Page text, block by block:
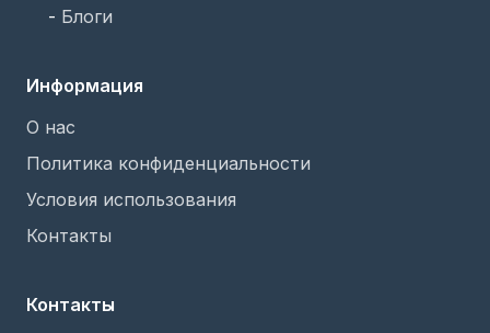
- Блоги
Информация
О нас
Политика конфиденциальности
Условия использования
Контакты
Контакты